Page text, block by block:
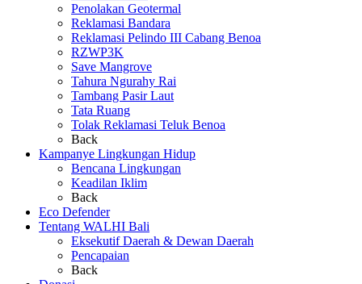
Penolakan Geotermal
Reklamasi Bandara
Reklamasi Pelindo III Cabang Benoa
RZWP3K
Save Mangrove
Tahura Ngurahy Rai
Tambang Pasir Laut
Tata Ruang
Tolak Reklamasi Teluk Benoa
Back
Kampanye Lingkungan Hidup
Bencana Lingkungan
Keadilan Iklim
Back
Eco Defender
Tentang WALHI Bali
Eksekutif Daerah & Dewan Daerah
Pencapaian
Back